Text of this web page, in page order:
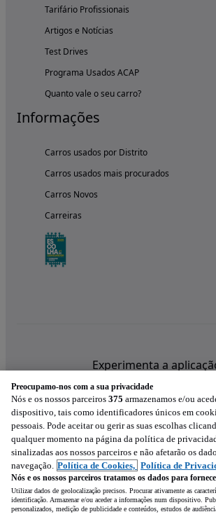
Tarifário Profissionais
Artigos e Notícias
Test Drives
Programa Usados ACAP
Quanto vale o seu carro?
Informações
Carros usados por Distrito
Carros usados mais procurados
Carros Novos
Carreiras
Experimenta a
Preocupamo-nos com a sua privacidade
Nós e os nossos parceiros 375 armazenamos e/ou
dispositivo, tais como identificadores únicos em
pessoais. Pode aceitar ou gerir as suas escolhas
qualquer momento na página da política de
sinalizadas aos nossos parceiros e não afetarão os
navegação. Política de Cookies, Política de
Nós e os nossos parceiros tratamos os dados para
Utilizar dados de geolocalização precisos. Procurar ativamente as
identificação. Armazenar e/ou aceder a informações num dispositivo.
personalizados, medição de publicidade e conteúdos, estudos de